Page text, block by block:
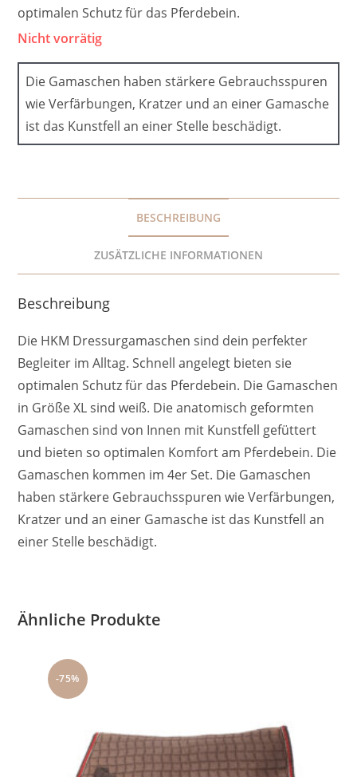
optimalen Schutz für das Pferdebein.
Nicht vorrätig
Die Gamaschen haben stärkere Gebrauchsspuren
wie Verfärbungen, Kratzer und an einer Gamasche
ist das Kunstfell an einer Stelle beschädigt.
BESCHREIBUNG
ZUSÄTZLICHE INFORMATIONEN
Beschreibung
Die HKM Dressurgamaschen sind dein perfekter
Begleiter im Alltag. Schnell angelegt bieten sie
optimalen Schutz für das Pferdebein. Die Gamaschen
in Größe XL sind weiß. Die anatomisch geformten
Gamaschen sind von Innen mit Kunstfell gefüttert
und bieten so optimalen Komfort am Pferdebein. Die
Gamaschen kommen im 4er Set. Die Gamaschen
haben stärkere Gebrauchsspuren wie Verfärbungen,
Kratzer und an einer Gamasche ist das Kunstfell an
einer Stelle beschädigt.
Ähnliche Produkte
-75%